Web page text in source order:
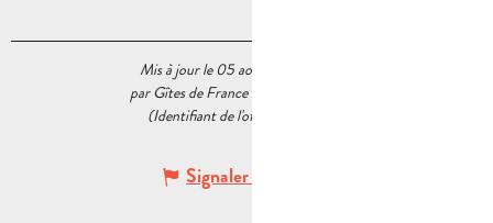
Mis à jour le 05 août 2026 à 20:32
par Gîtes de France Bouches du Rhône
(Identifiant de l'offre :
Signaler une erreur